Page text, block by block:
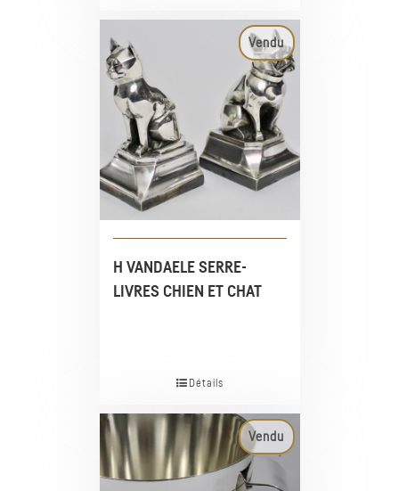
Vendu
H VANDAELE SERRE-
LIVRES CHIEN ET CHAT
Détails
Vendu